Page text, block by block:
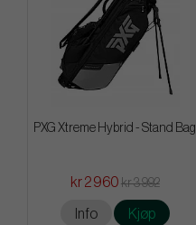
PXG Xtreme Hybrid - Stand Bag
kr 2 960 kr 3 992
Info Kjøp